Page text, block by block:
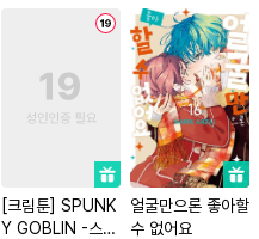
[크림툰] SPUNK
Y GOBLIN -스펑
얼굴만으론 좋아할
수 없어요